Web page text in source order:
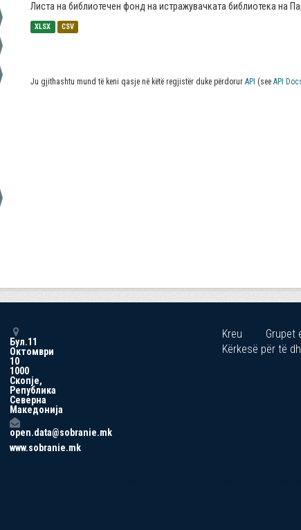
Листа на библиотечен фонд на истражувачката библиотека на
XLSX CSV
Ju gjithashtu mund të keni qasje në këtë regjistër duke përdorur API (see API
Бул.11
Октомври
10
1000
Скопје,
Република
Северна
Македонија
open.data@sobranie.mk
www.sobranie.mk
Kreu Grupet
Kërkesë për të